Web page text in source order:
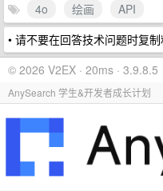
4o 绘画
API
• 请不要在回答技术问题时复
© 2026 V2EX · 20ms · 3.9.8.5
AnySearch 学生&开发者成长计划